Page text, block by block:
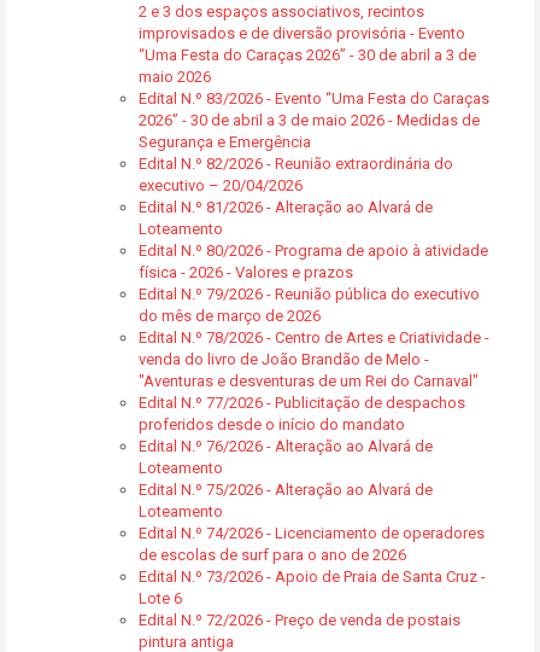
2 e 3 dos espaços associativos, recintos
improvisados e de diversão provisória - Evento
“Uma Festa do Caraças 2026” - 30 de abril a 3 de
maio 2026
Edital N.º 83/2026 - Evento “Uma Festa do Caraças
2026” - 30 de abril a 3 de maio 2026 - Medidas de
Segurança e Emergência
Edital N.º 82/2026 - Reunião extraordinária do
executivo – 20/04/2026
Edital N.º 81/2026 - Alteração ao Alvará de
Loteamento
Edital N.º 80/2026 - Programa de apoio à atividade
física - 2026 - Valores e prazos
Edital N.º 79/2026 - Reunião pública do executivo
do mês de março de 2026
Edital N.º 78/2026 - Centro de Artes e Criatividade -
venda do livro de João Brandão de Melo -
"Aventuras e desventuras de um Rei do Carnaval"
Edital N.º 77/2026 - Publicitação de despachos
proferidos desde o início do mandato
Edital N.º 76/2026 - Alteração ao Alvará de
Loteamento
Edital N.º 75/2026 - Alteração ao Alvará de
Loteamento
Edital N.º 74/2026 - Licenciamento de operadores
de escolas de surf para o ano de 2026
Edital N.º 73/2026 - Apoio de Praia de Santa Cruz -
Lote 6
Edital N.º 72/2026 - Preço de venda de postais
pintura antiga